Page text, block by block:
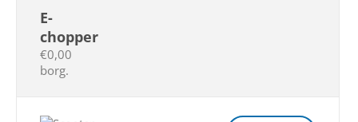
E-
chopper
€0,00
borg.